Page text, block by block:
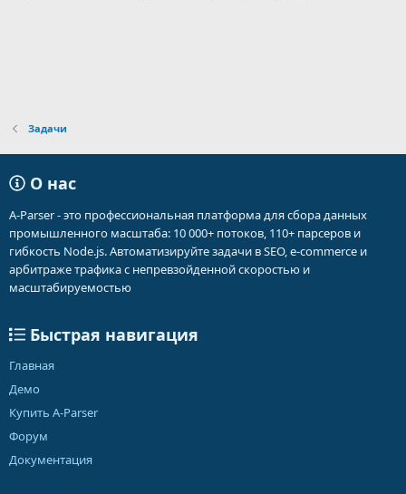
Задачи
О нас
A-Parser - это профессиональная платформа для сбора данных
промышленного масштаба: 10 000+ потоков, 110+ парсеров и
гибкость Node.js. Автоматизируйте задачи в SEO, e-commerce и
арбитраже трафика с непревзойденной скоростью и
масштабируемостью
Быстрая навигация
Главная
Демо
Купить A-Parser
Форум
Документация